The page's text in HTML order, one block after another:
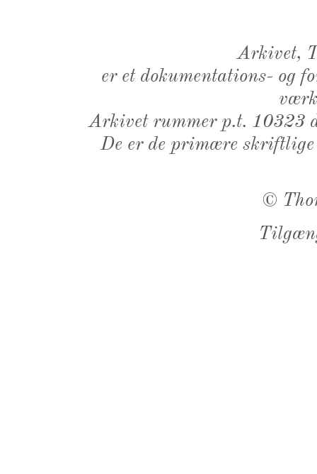
Arkivet,
er et dokumentations- og
Arkivet rummer p.t. 10323
De er de primære
©